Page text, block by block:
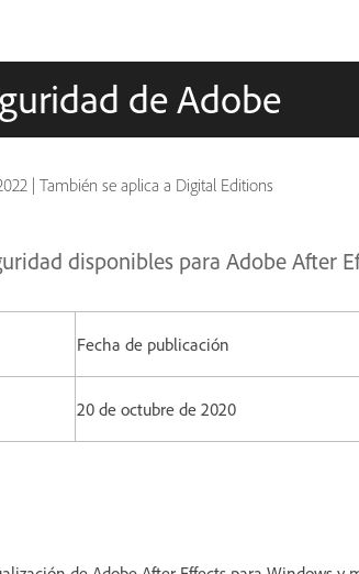
de Adobe
| También se aplica a Digital Editions
disponibles para Adobe After
Fecha de publicación
20 de octubre de 2020